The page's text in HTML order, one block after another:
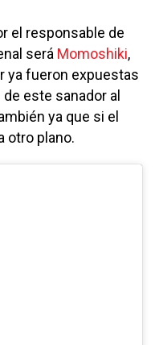
el responsable de
será Momoshiki,
ya fueron expuestas
este sanador al
ya que si el
otro plano.